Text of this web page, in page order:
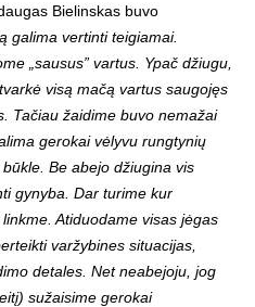
Bielinskas buvo
galima vertinti teigiamai.
„sausus” vartus. Ypač džiugu,
visą mačą vartus saugojęs
Tačiau žaidime buvo nemažai
gerokai vėlyvu rungtynių
Be abejo džiugina vis
gynyba. Dar turime kur
Atiduodame visas jėgas
varžybines situacijas,
detales. Net neabejoju, jog
sužaisime gerokai